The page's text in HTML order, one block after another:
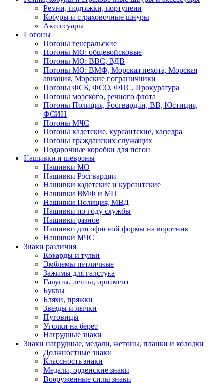
Ремни, подтяжки, портупеии
Кобуры и страховочные шнуры
Аксессуары
Погоны
Погоны генеральские
Погоны МО: общевойсковые
Погоны МО: ВВС, ВДВ
Погоны МО: ВМФ, Морская пехота, Морская
авиация, Морские пограничники
Погоны ФСБ, ФСО, ФПС, Прокуратура
Погоны морского, речного флота
Погоны Полиция, Росгвардии, ВВ, Юстиция,
ФСИН
Погоны МЧС
Погоны кадетские, курсантские, кафедра
Погоны гражданских служащих
Подарочные коробки для погон
Нашивки и шевроны
Нашивки МО
Нашивки Росгвардии
Нашивки кадетские и курсантские
Нашивки ВМФ и МП
Нашивки Полиция, МВД
Нашивки по году службы
Нашивки разное
Нашивки для офисной формы на воротник
Нашивки МЧС
Знаки различия
Кокарды и тульи
Эмблемы петличные
Зажимы для галстука
Галуны, ленты, орнамент
Буквы
Бляхи, пряжки
Звезды и лычки
Пуговицы
Уголки на берет
Нагрудные знаки
Знаки нагрудные, медали, жетоны, планки и колодки
Должностные знаки
Классность знаки
Медали, орденские знаки
Вооруженные силы знаки